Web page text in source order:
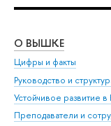
О ВЫШКЕ
Цифры и факты
Руководство и
Устойчивое развитие
Преподаватели и